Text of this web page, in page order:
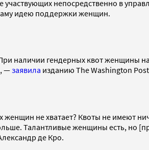
непосредственно в
идею поддержки женщин.
наличии гендерных квот женщины
—заявила изданию The Washington
не хватает? Квоты не имеют
Талантливые женщины есть, но
де Кро.